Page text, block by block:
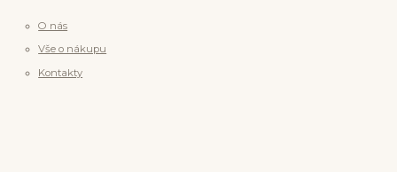
O nás
Vše o nákupu
Kontakty